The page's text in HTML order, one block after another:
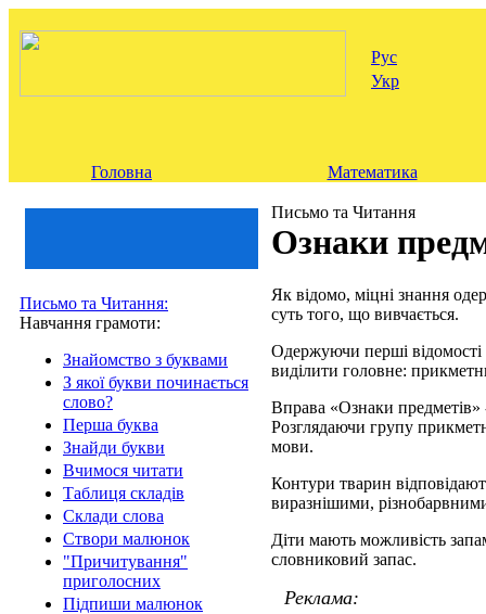
Рус
Укр
Головна Математика
Письмо та Читання:
Навчання грамоти:
Знайомство з буквами
З якої букви починається
слово?
Перша буква
Знайди букви
Вчимося читати
Таблиця складів
Склади слова
Створи малюнок
"Причитування"
приголосних
Підпиши малюнок
Письмо та Читання
Ознаки
Як відомо, міцні знання
суть того, що вивчається.
Одержуючи перші відомості
виділити головне:
Вправа «Ознаки
Розглядаючи групу
мови.
Контури тварин
виразнішими,
Діти мають можливість
словниковий запас.
Реклама: